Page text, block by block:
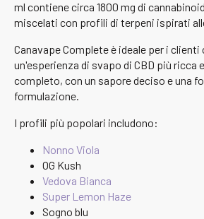
ml contiene circa 1800 mg di
miscelati con profili di terpeni ispirati
Canavape Complete è ideale per i clienti
un'esperienza di svapo di CBD più ricca
completo, con un sapore deciso e una
formulazione.
I profili più popolari includono:
Nonno Viola
OG Kush
Vedova Bianca
Super Lemon Haze
Sogno blu